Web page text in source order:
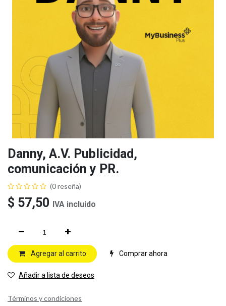
Danny, A.V. Publicidad,
comunicación y PR.
(0 reseña)
$ 57,50 IVA incluido
Agregar al carrito Comprar ahora
Añadir a lista de deseos
Términos y condiciones